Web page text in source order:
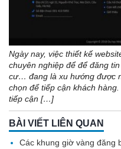
Ngày nay, việc thiết kế
chuyên nghiệp để để đăng
cư… đang là xu hướng được
chọn để tiếp cận khách
tiếp cận […]
BÀI VIẾT LIÊN QUAN
Các khung giờ vàng đăng